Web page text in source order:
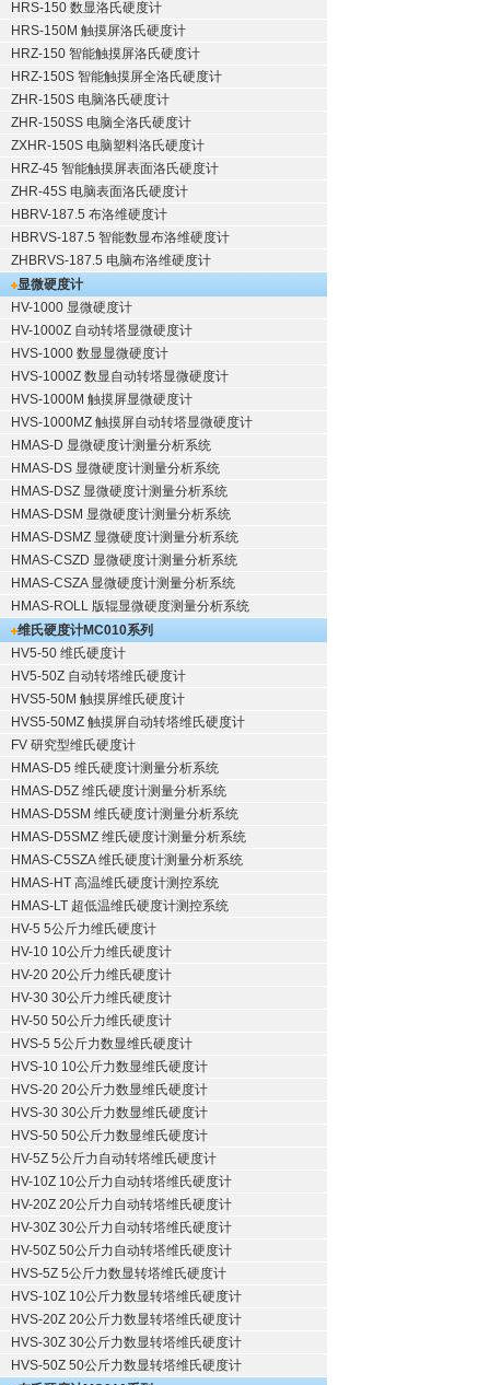
HRS-150 数显洛氏硬度计
HRS-150M 触摸屏洛氏硬度计
HRZ-150 智能触摸屏洛氏硬度计
HRZ-150S 智能触摸屏全洛氏硬度计
ZHR-150S 电脑洛氏硬度计
ZHR-150SS 电脑全洛氏硬度计
ZXHR-150S 电脑塑料洛氏硬度计
HRZ-45 智能触摸屏表面洛氏硬度计
ZHR-45S 电脑表面洛氏硬度计
HBRV-187.5 布洛维硬度计
HBRVS-187.5 智能数显布洛维硬度计
ZHBRVS-187.5 电脑布洛维硬度计
显微硬度计
HV-1000 显微硬度计
HV-1000Z 自动转塔显微硬度计
HVS-1000 数显显微硬度计
HVS-1000Z 数显自动转塔显微硬度计
HVS-1000M 触摸屏显微硬度计
HVS-1000MZ 触摸屏自动转塔显微硬度计
HMAS-D 显微硬度计测量分析系统
HMAS-DS 显微硬度计测量分析系统
HMAS-DSZ 显微硬度计测量分析系统
HMAS-DSM 显微硬度计测量分析系统
HMAS-DSMZ 显微硬度计测量分析系统
HMAS-CSZD 显微硬度计测量分析系统
HMAS-CSZA 显微硬度计测量分析系统
HMAS-ROLL 版辊显微硬度测量分析系统
维氏硬度计MC010系列
HV5-50 维氏硬度计
HV5-50Z 自动转塔维氏硬度计
HVS5-50M 触摸屏维氏硬度计
HVS5-50MZ 触摸屏自动转塔维氏硬度计
FV 研究型维氏硬度计
HMAS-D5 维氏硬度计测量分析系统
HMAS-D5Z 维氏硬度计测量分析系统
HMAS-D5SM 维氏硬度计测量分析系统
HMAS-D5SMZ 维氏硬度计测量分析系统
HMAS-C5SZA 维氏硬度计测量分析系统
HMAS-HT 高温维氏硬度计测控系统
HMAS-LT 超低温维氏硬度计测控系统
HV-5 5公斤力维氏硬度计
HV-10 10公斤力维氏硬度计
HV-20 20公斤力维氏硬度计
HV-30 30公斤力维氏硬度计
HV-50 50公斤力维氏硬度计
HVS-5 5公斤力数显维氏硬度计
HVS-10 10公斤力数显维氏硬度计
HVS-20 20公斤力数显维氏硬度计
HVS-30 30公斤力数显维氏硬度计
HVS-50 50公斤力数显维氏硬度计
HV-5Z 5公斤力自动转塔维氏硬度计
HV-10Z 10公斤力自动转塔维氏硬度计
HV-20Z 20公斤力自动转塔维氏硬度计
HV-30Z 30公斤力自动转塔维氏硬度计
HV-50Z 50公斤力自动转塔维氏硬度计
HVS-5Z 5公斤力数显转塔维氏硬度计
HVS-10Z 10公斤力数显转塔维氏硬度计
HVS-20Z 20公斤力数显转塔维氏硬度计
HVS-30Z 30公斤力数显转塔维氏硬度计
HVS-50Z 50公斤力数显转塔维氏硬度计